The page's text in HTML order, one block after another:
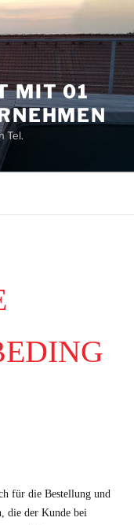
MIT 01
Tel.
für die Bestellung und
die der Kunde bei